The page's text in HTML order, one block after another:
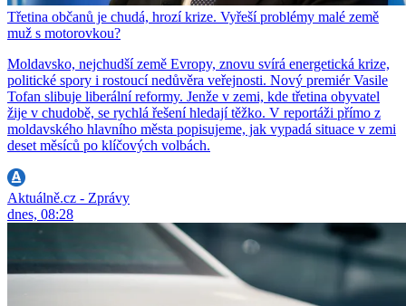
Třetina občanů je chudá, hrozí krize. Vyřeší problémy malé země
muž s motorovkou?
Moldavsko, nejchudší země Evropy, znovu svírá energetická krize,
politické spory i rostoucí nedůvěra veřejnosti. Nový premiér Vasile
Tofan slibuje liberální reformy. Jenže v zemi, kde třetina obyvatel
žije v chudobě, se rychlá řešení hledají těžko. V reportáži přímo z
moldavského hlavního města popisujeme, jak vypadá situace v zemi
deset měsíců po klíčových volbách.
Aktuálně.cz - Zprávy
dnes, 08:28